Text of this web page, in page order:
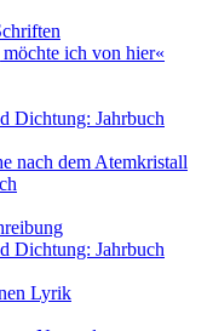
ich von hier«
Dichtung: Jahrbuch
nach dem Atemkristall
Dichtung: Jahrbuch
Lyrik